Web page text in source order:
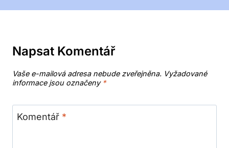
Napsat Komentář
Vaše e-mailová adresa nebude zveřejněna. Vyžadované
informace jsou označeny *
Komentář *